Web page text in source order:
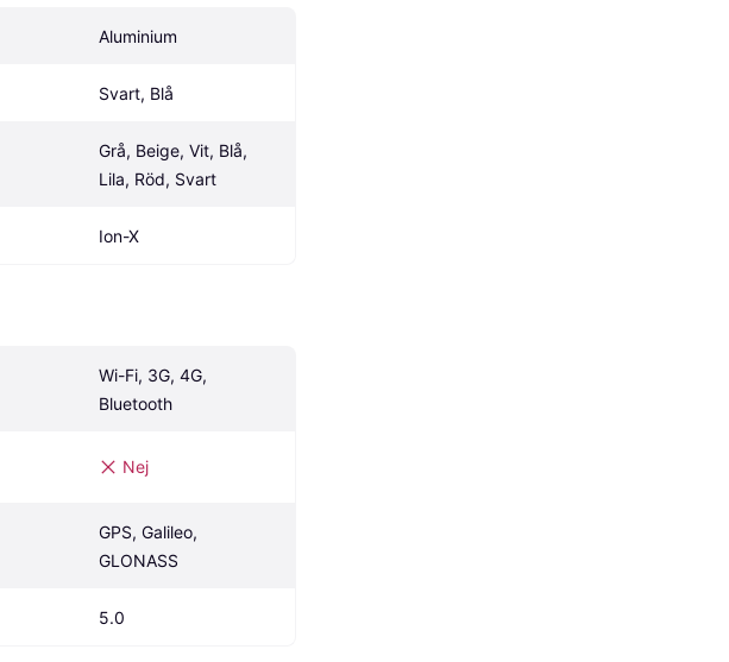
Aluminium
Svart, Blå
Grå, Beige, Vit, Blå,
Lila, Röd, Svart
Ion-X
Wi-Fi, 3G, 4G,
Bluetooth
Nej
GPS, Galileo,
GLONASS
5.0